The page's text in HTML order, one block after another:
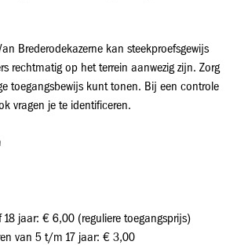
Brederodekazerne kan steekproefsgewijs
rechtmatig op het terrein aanwezig zijn. Zorg
toegangsbewijs kunt tonen. Bij een controle
vragen je te identificeren.
18 jaar: € 6,00 (reguliere toegangsprijs)
van 5 t/m 17 jaar: € 3,00